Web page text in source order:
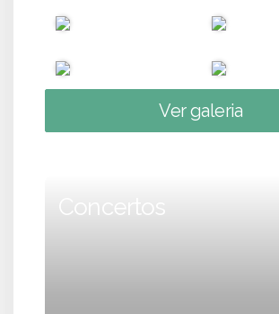
Ver galeria
Concertos